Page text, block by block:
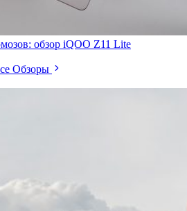
обзор iQOO Z11 Lite
Обзоры